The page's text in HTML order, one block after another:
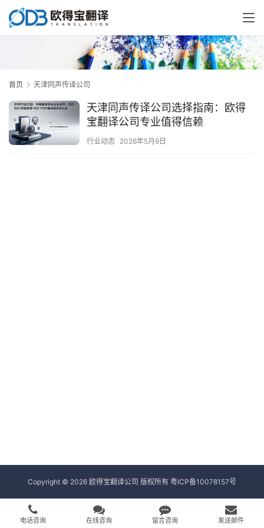
首页 天津同声传译公司
天津同声传译公司选择指南：欧得
宝翻译公司专业值得信赖
行业动态 2026年5月9日
Copyright © 2026 欧得宝翻译公司 版权所有 粤ICP备10078157号
电话咨询 在线咨询 留言咨询 发送邮件